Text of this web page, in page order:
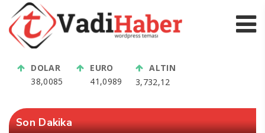
DOLAR
38,0085
EURO
41,0989
ALTIN
3,732,12
Son Dakika